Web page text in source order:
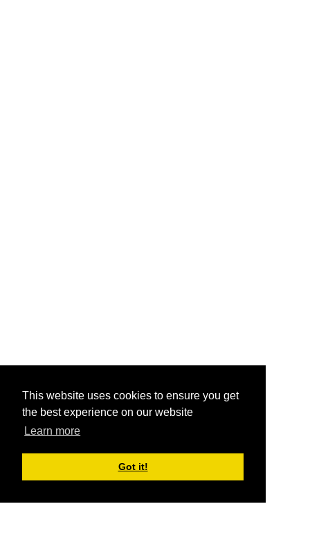
This website uses cookies to ensure you get
the best experience on our website
Learn more
Got it!